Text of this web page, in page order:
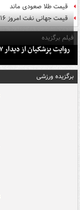
قیمت طلا صعودی ماند
قیمت جهانی نفت امروز ۱۶ مرداد
فیلم برگزیده
روایت پزشکیان از دیدار ۷ ساعته خود با رهبر انقلاب
برگزیده ورزشی